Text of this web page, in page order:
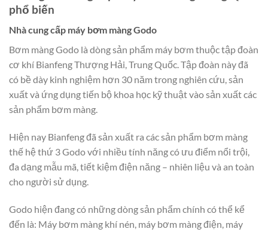
phổ biến
Nhà cung cấp máy bơm màng Godo
Bơm màng Godo là dòng sản phẩm máy bơm thuộc tập đoàn
cơ khí Bianfeng Thượng Hải, Trung Quốc. Tập đoàn này đã
có bề dày kinh nghiệm hơn 30 năm trong nghiên cứu, sản
xuất và ứng dụng tiến bộ khoa học kỹ thuật vào sản xuất các
sản phẩm bơm màng.
Hiện nay Bianfeng đã sản xuất ra các sản phẩm bơm màng
thế hệ thứ 3 Godo với nhiều tính năng có ưu điểm nổi trội,
đa dạng mẫu mã, tiết kiệm điện năng – nhiên liệu và an toàn
cho người sử dụng.
Godo hiện đang có những dòng sản phẩm chính có thể kể
đến là: Máy bơm màng khí nén, máy bơm màng điện, máy